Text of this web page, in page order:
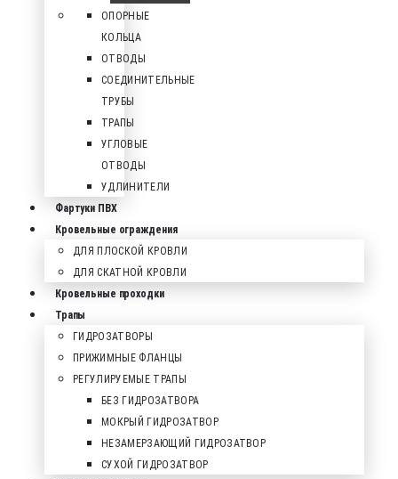
ОПОРНЫЕ
КОЛЬЦА
ОТВОДЫ
СОЕДИНИТЕЛЬНЫЕ
ТРУБЫ
ТРАПЫ
УГЛОВЫЕ
ОТВОДЫ
УДЛИНИТЕЛИ
Фартуки ПВХ
Кровельные ограждения
ДЛЯ ПЛОСКОЙ КРОВЛИ
ДЛЯ СКАТНОЙ КРОВЛИ
Кровельные проходки
Трапы
ГИДРОЗАТВОРЫ
ПРИЖИМНЫЕ ФЛАНЦЫ
РЕГУЛИРУЕМЫЕ ТРАПЫ
БЕЗ ГИДРОЗАТВОРА
МОКРЫЙ ГИДРОЗАТВОР
НЕЗАМЕРЗАЮЩИЙ ГИДРОЗАТВОР
СУХОЙ ГИДРОЗАТВОР